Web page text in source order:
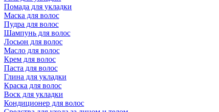
Помада для укладки
Маска для волос
Пудра для волос
Шампунь для волос
Лосьон для волос
Масло для волос
Крем для волос
Паста для волос
Глина для укладки
Краска для волос
Воск для укладки
Кондиционер для волос